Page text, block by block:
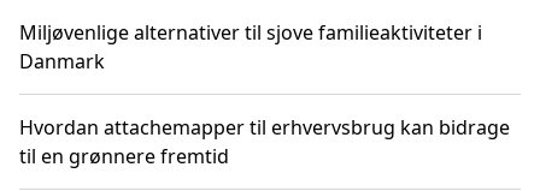
Miljøvenlige alternativer til sjove familieaktiviteter i
Danmark
Hvordan attachemapper til erhvervsbrug kan bidrage
til en grønnere fremtid